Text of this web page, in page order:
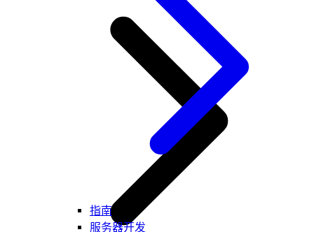
指南
服务器开发